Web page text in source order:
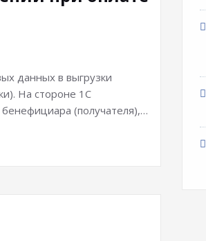
данных в выгрузки
На стороне 1С
(получателя),…